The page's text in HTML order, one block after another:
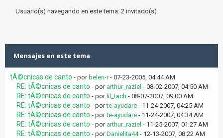
Usuario(s) navegando en este tema: 2 invitado(s)
Mensajes en este tema
tÃ©cnicas de canto - por belen-r- 07-23-2005, 04:44 AM
RE: tÃ©cnicas de canto - por arthur_raziel - 08-02-2007, 04:50 AM
RE: tÃ©cnicas de canto - por lil_tach - 08-07-2007, 09:00 AM
RE: tÃ©cnicas de canto - porte-ayudare - 11-24-2007, 04:25 AM
RE: tÃ©cnicas de canto - porte-ayudare - 11-24-2007, 04:34 AM
RE: tÃ©cnicas de canto - por arthur_raziel - 11-25-2007, 01:27 AM
RE: tÃ©cnicas de canto - porDanielita44- 12-13-2007, 08:22 AM